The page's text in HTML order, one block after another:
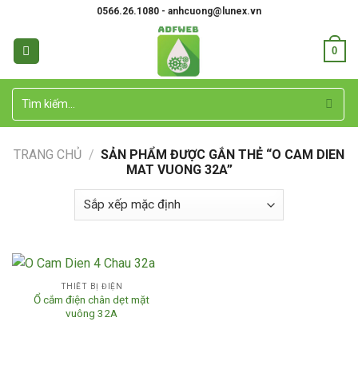
content
0566.26.1080 - anhcuong@lunex.vn
0
Tìm
TRANG CHỦ / SẢN PHẨM ĐƯỢC GẮN THẺ “O CAM DIEN
MAT VUONG 32A”
THIẾT BỊ ĐIỆN
Ổ cắm điện chân dẹt mặt
vuông 32A